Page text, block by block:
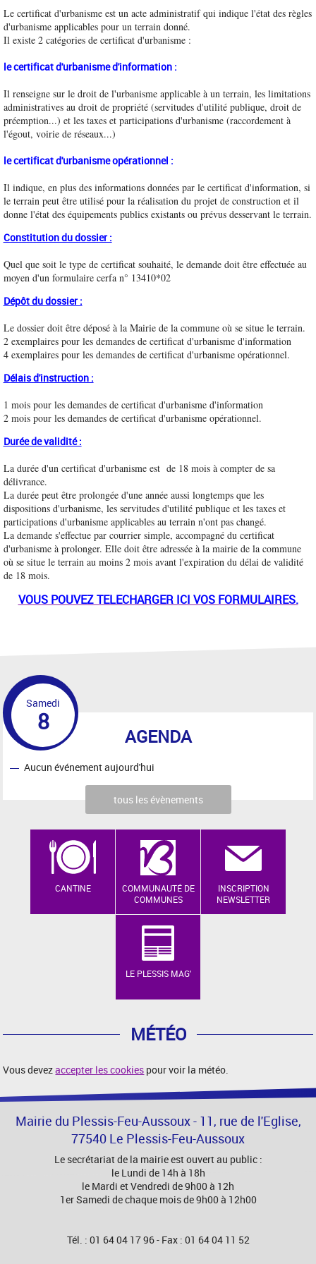
Le certificat d'urbanisme est un acte administratif qui indique l'état des règles
d'urbanisme applicables pour un terrain donné.
Il existe 2 catégories de certificat d'urbanisme :
le certificat d'urbanisme d'information :
Il renseigne sur le droit de l'urbanisme applicable à un terrain, les limitations
administratives au droit de propriété (servitudes d'utilité publique, droit de
préemption...) et les taxes et participations d'urbanisme (raccordement à
l'égout, voirie de réseaux...)
le certificat d'urbanisme opérationnel :
Il indique, en plus des informations données par le certificat d'information, si
le terrain peut être utilisé pour la réalisation du projet de construction et il
donne l'état des équipements publics existants ou prévus desservant le terrain.
Constitution du dossier :
Quel que soit le type de certificat souhaité, le demande doit être effectuée au
moyen d'un formulaire cerfa n° 13410*02
Dépôt du dossier :
Le dossier doit être déposé à la Mairie de la commune où se situe le terrain.
2 exemplaires pour les demandes de certificat d'urbanisme d'information
4 exemplaires pour les demandes de certificat d'urbanisme opérationnel.
Délais d'instruction :
1 mois pour les demandes de certificat d'urbanisme d'information
2 mois pour les demandes de certificat d'urbanisme opérationnel.
Durée de validité :
La durée d'un certificat d'urbanisme est de 18 mois à compter de sa
délivrance.
La durée peut être prolongée d'une année aussi longtemps que les
dispositions d'urbanisme, les servitudes d'utilité publique et les taxes et
participations d'urbanisme applicables au terrain n'ont pas changé.
La demande s'effectue par courrier simple, accompagné du certificat
d'urbanisme à prolonger. Elle doit être adressée à la mairie de la commune
où se situe le terrain au moins 2 mois avant l'expiration du délai de validité
de 18 mois.
VOUS POUVEZ TELECHARGER ICI VOS FORMULAIRES.
AGENDA
Samedi
8
Aucun événement aujourd'hui
tous les évènements
CANTINE
COMMUNAUTÉ DE
COMMUNES
INSCRIPTION
NEWSLETTER
LE PLESSIS MAG'
MÉTÉO
Vous devezaccepter les cookies pour voir la météo.
Mairie du Plessis-Feu-Aussoux - 11, rue de l'Eglise,
77540 Le Plessis-Feu-Aussoux
Le secrétariat de la mairie est ouvert au public :
le Lundi de 14h à 18h
le Mardi et Vendredi de 9h00 à 12h
1er Samedi de chaque mois de 9h00 à 12h00
Tél. : 01 64 04 17 96 - Fax : 01 64 04 11 52